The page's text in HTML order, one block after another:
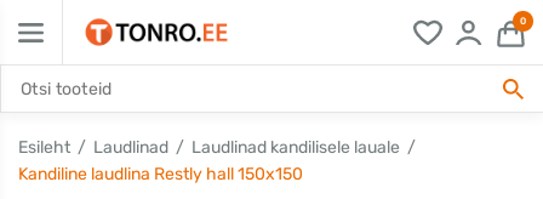
0
Esileht Laudlinad
Laudlinad kandilisele lauale
Kandiline laudlina Restly hall 150x150